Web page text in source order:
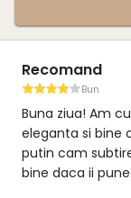
Recomand
Bun
Buna ziua! Am
eleganta si bine
putin cam
bine daca ii